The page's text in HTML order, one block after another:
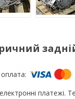
електронні